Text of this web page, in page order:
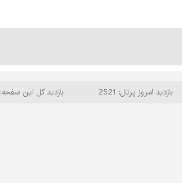
بازدید امروز پرتال: 2521 بازدید کل این صفحه: 167